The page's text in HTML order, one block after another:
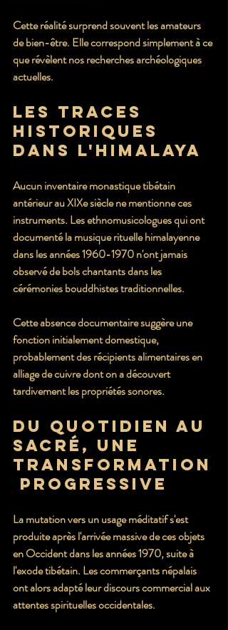
Cette réalité surprend souvent les amateurs
de bien-être. Elle correspond simplement à ce
que révèlent nos recherches archéologiques
actuelles.
Les traces
historiques
dans l'Himalaya
Aucun inventaire monastique tibétain
antérieur au XIXe siècle ne mentionne ces
instruments. Les ethnomusicologues qui ont
documenté la musique rituelle himalayenne
dans les années 1960-1970 n'ont jamais
observé de bols chantants dans les
cérémonies bouddhistes traditionnelles.
Cette absence documentaire suggère une
fonction initialement domestique,
probablement des récipients alimentaires en
alliage de cuivre dont on a découvert
tardivement les propriétés sonores.
Du quotidien au
sacré, une
transformation
progressive
La mutation vers un usage méditatif s'est
produite après l'arrivée massive de ces objets
en Occident dans les années 1970, suite à
l'exode tibétain. Les commerçants népalais
ont alors adapté leur discours commercial aux
attentes spirituelles occidentales.